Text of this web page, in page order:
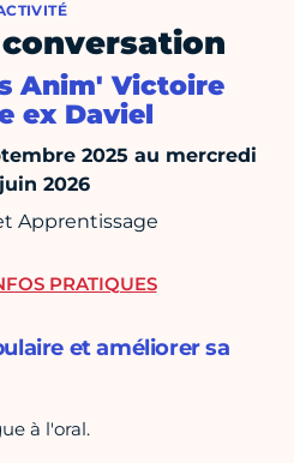
Anim' Victoire
ex Daviel
2025 au mercredi
2026
Apprentissage
et améliorer sa
à l'oral.
PRATIQUES